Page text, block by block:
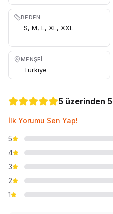
BEDEN
S, M, L, XL, XXL
MENŞEI
Türkiye
5 üzerinden 5
İlk Yorumu Sen Yap!
5
4
3
2
1